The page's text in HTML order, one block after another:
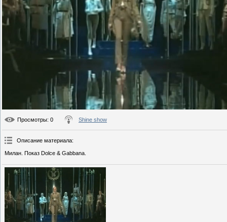
Просмотры: 0 Shine show
Описание материала:
Милан. Показ Dolce & Gabbana.